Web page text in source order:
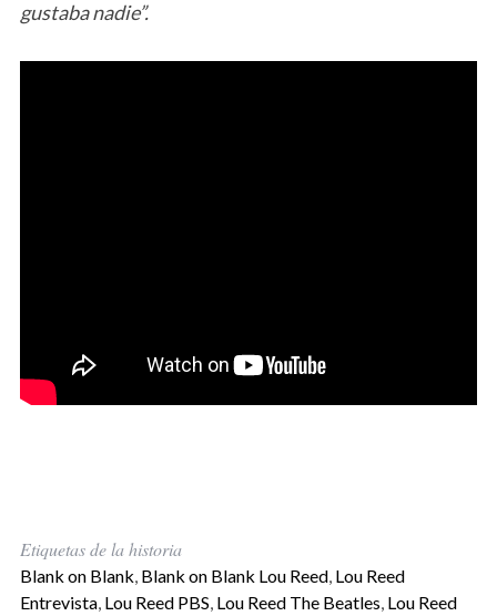
gustaba nadie”.
Etiquetas de la historia
Blank on Blank, Blank on Blank Lou Reed, Lou Reed
Entrevista, Lou Reed PBS, Lou Reed The Beatles, Lou Reed